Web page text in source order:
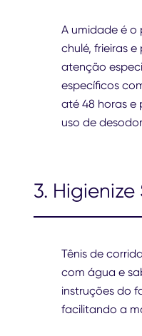
A umidade é o
chulé, frieiras
atenção
específicos
até 48 horas e
uso de
3.
Tênis de
com água e
instruções do
facilitando a